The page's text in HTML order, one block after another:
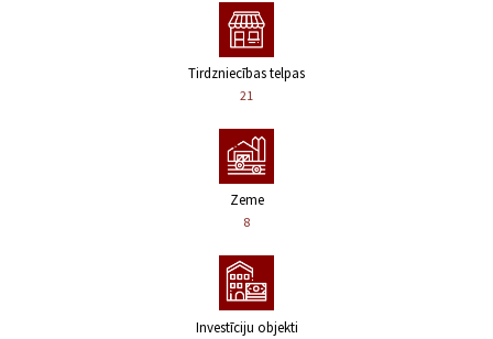
Tirdzniecības telpas
21
Zeme
8
Investīciju objekti